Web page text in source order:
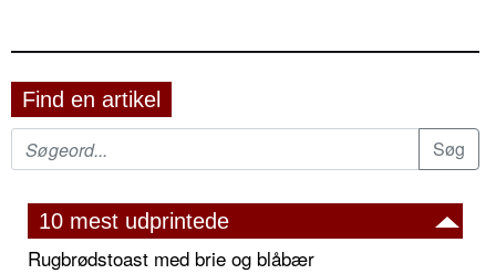
Find en artikel
10 mest udprintede
Rugbrødstoast med brie og blåbær